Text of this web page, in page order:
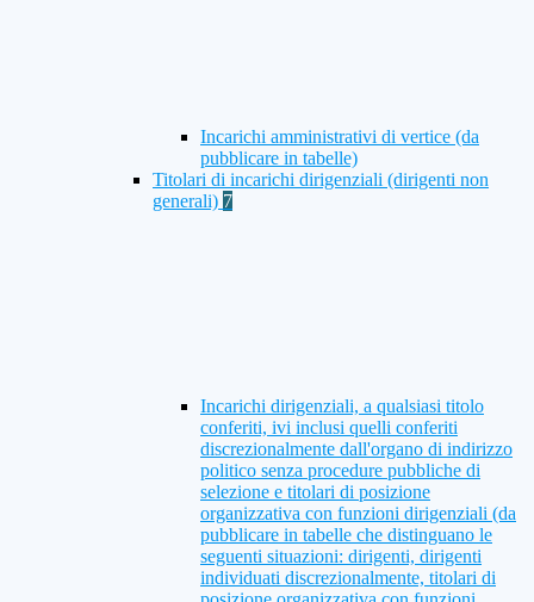
Incarichi amministrativi di vertice (da
pubblicare in tabelle)
Titolari di incarichi dirigenziali (dirigenti non
generali) 7
Incarichi dirigenziali, a qualsiasi titolo
conferiti, ivi inclusi quelli conferiti
discrezionalmente dall'organo di indirizzo
politico senza procedure pubbliche di
selezione e titolari di posizione
organizzativa con funzioni dirigenziali (da
pubblicare in tabelle che distinguano le
seguenti situazioni: dirigenti, dirigenti
individuati discrezionalmente, titolari di